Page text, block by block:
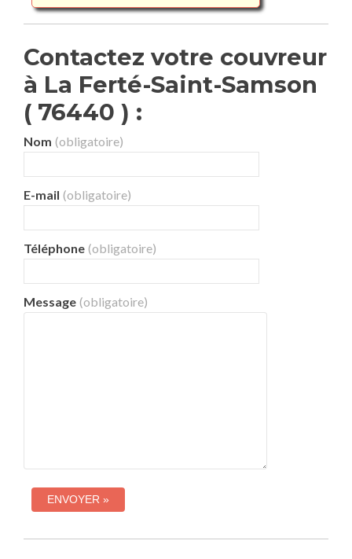
Contactez votre couvreur
à La Ferté-Saint-Samson
( 76440 ) :
Nom (obligatoire)
E-mail (obligatoire)
Téléphone (obligatoire)
Message (obligatoire)